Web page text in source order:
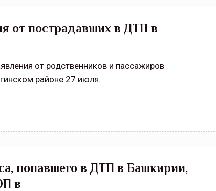
от пострадавших в ДТП в
от родственников и пассажиров
районе 27 июля.
попавшего в ДТП в Башкирии,
в